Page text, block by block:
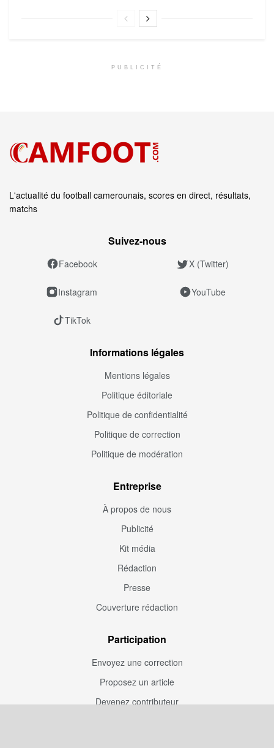
PUBLICITÉ
L'actualité du football camerounais, scores en direct, résultats,
matchs
Suivez‑nous
Facebook X (Twitter)
Instagram YouTube
TikTok
Informations légales
Mentions légales
Politique éditoriale
Politique de confidentialité
Politique de correction
Politique de modération
Entreprise
À propos de nous
Publicité
Kit média
Rédaction
Presse
Couverture rédaction
Participation
Envoyez une correction
Proposez un article
Devenez contributeur